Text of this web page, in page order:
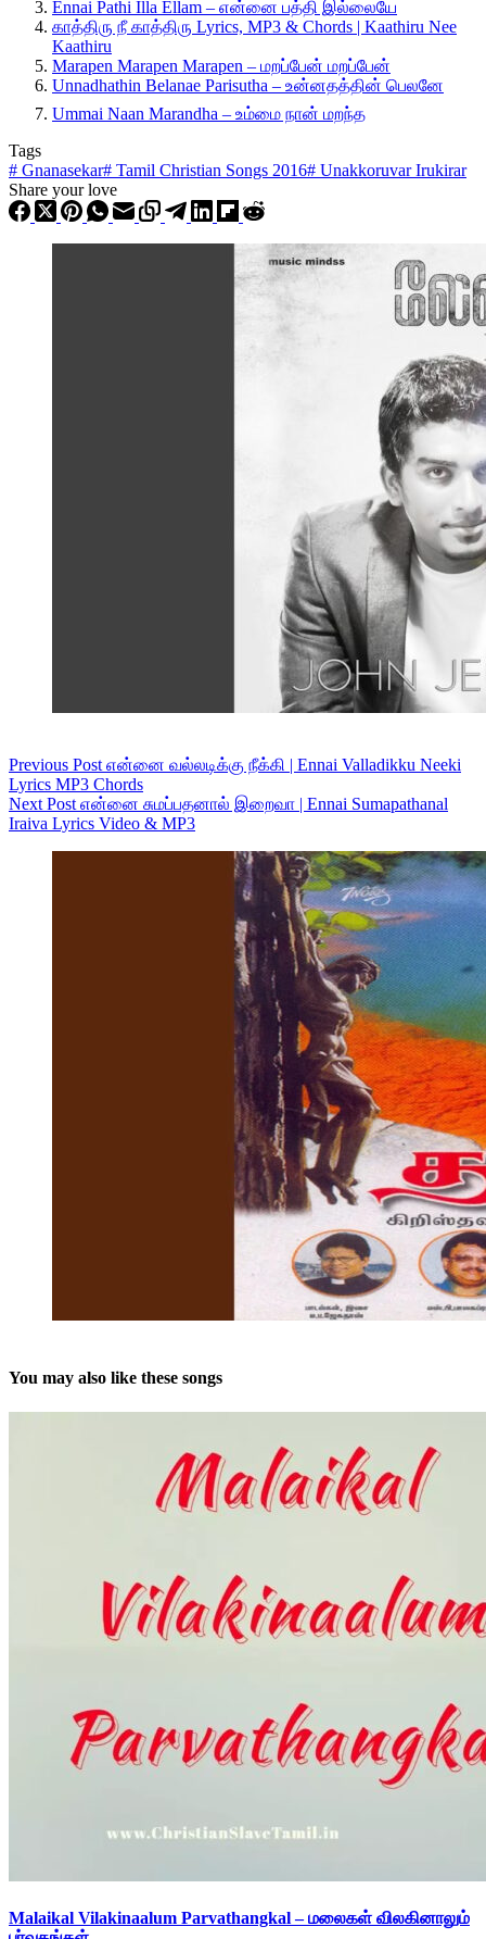
Ennai Pathi Illa Ellam – என்னை பத்தி இல்லையே
காத்திரு நீ காத்திரு Lyrics, MP3 & Chords | Kaathiru Nee
Kaathiru
Marapen Marapen Marapen – மறப்பேன் மறப்பேன்
Unnadhathin Belanae Parisutha – உன்னதத்தின் பெலனே
Ummai Naan Marandha – உம்மை நான் மறந்த
Tags
# Gnanasekar# Tamil Christian Songs 2016# Unakkoruvar Irukirar
Share your love
Previous Post என்னை வல்லடிக்கு நீக்கி | Ennai Valladikku Neeki
Lyrics MP3 Chords
Next Post என்னை சுமப்பதனால் இறைவா | Ennai Sumapathanal
Iraiva Lyrics Video & MP3
You may also like these songs
Malaikal Vilakinaalum Parvathangkal – மலைகள் விலகினாலும்